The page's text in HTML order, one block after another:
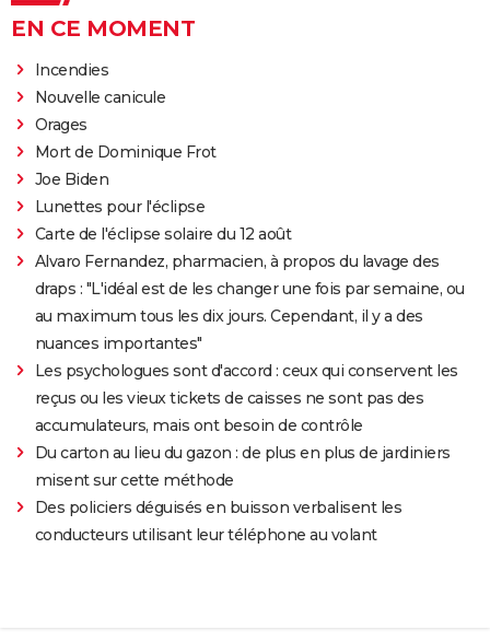
EN CE MOMENT
Incendies
Nouvelle canicule
Orages
Mort de Dominique Frot
Joe Biden
Lunettes pour l'éclipse
Carte de l'éclipse solaire du 12 août
Alvaro Fernandez, pharmacien, à propos du lavage des
draps : "L'idéal est de les changer une fois par semaine, ou
au maximum tous les dix jours. Cependant, il y a des
nuances importantes"
Les psychologues sont d'accord : ceux qui conservent les
reçus ou les vieux tickets de caisses ne sont pas des
accumulateurs, mais ont besoin de contrôle
Du carton au lieu du gazon : de plus en plus de jardiniers
misent sur cette méthode
Des policiers déguisés en buisson verbalisent les
conducteurs utilisant leur téléphone au volant